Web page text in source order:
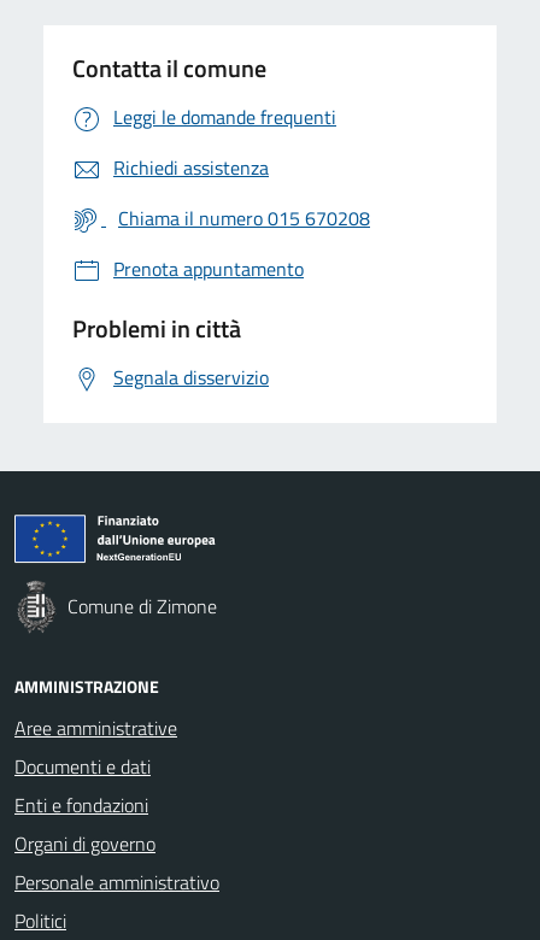
Contatta il comune
Leggi le domande frequenti
Richiedi assistenza
Chiama il numero 015 670208
Prenota appuntamento
Problemi in città
Segnala disservizio
Comune di Zimone
AMMINISTRAZIONE
Aree amministrative
Documenti e dati
Enti e fondazioni
Organi di governo
Personale amministrativo
Politici